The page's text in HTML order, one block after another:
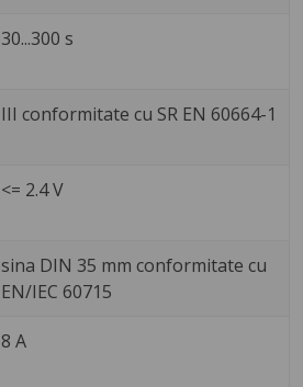
30...300 s
III conformitate cu SR EN 60664-1
<= 2.4 V
sina DIN 35 mm conformitate cu
EN/IEC 60715
8 A